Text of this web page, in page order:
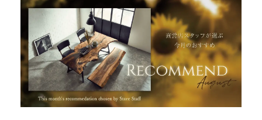
納品事例
INFORMATION
MOKUBA CHANNEL